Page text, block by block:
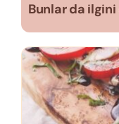
Bunlar da